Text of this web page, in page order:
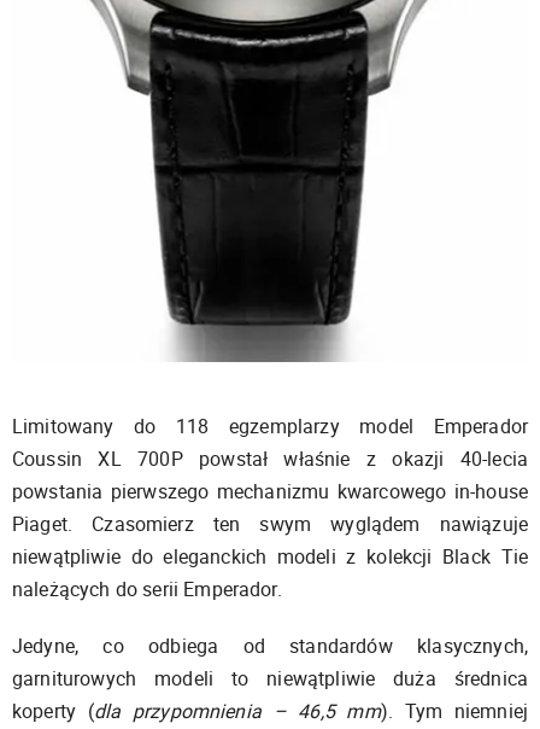
Limitowany do 118 egzemplarzy model Emperador
Coussin XL 700P powstał właśnie z okazji 40-lecia
powstania pierwszego mechanizmu kwarcowego in-house
Piaget. Czasomierz ten swym wyglądem nawiązuje
niewątpliwie do eleganckich modeli z kolekcji Black Tie
należących do serii Emperador.
Jedyne, co odbiega od standardów klasycznych,
garniturowych modeli to niewątpliwie duża średnica
koperty (dla przypomnienia – 46,5 mm). Tym niemniej